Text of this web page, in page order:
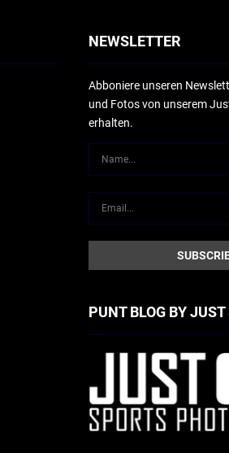
NEWSLETTER
Abboniere unseren
und Fotos von unserem
erhalten.
PUNT BLOG BY JUST